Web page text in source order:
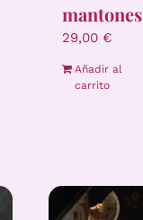
mantones
29,00 €
Añadir al
carrito